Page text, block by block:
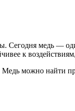
Сегодня медь —
к
можно найти